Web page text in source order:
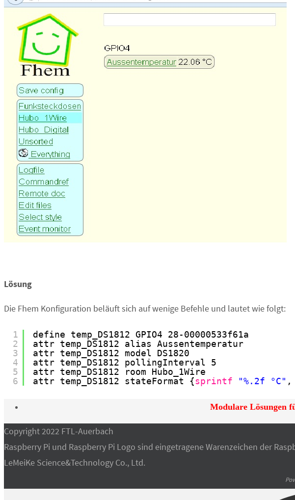
Lösung
Die Fhem Konfiguration beläuft sich auf wenige Befehle und lautet wie folgt:
1
2
3
4
5
6
define temp_DS1812 GPIO4 28-00000533f61a
attr temp_DS1812 alias Aussentemperatur
attr temp_DS1812 model DS1820
attr temp_DS1812 pollingInterval 5
attr temp_DS1812 room Hubo_1Wire
attr temp_DS1812 stateFormat {sprintf "%.2f °C" ,
Modulare Lösungen
Copyright 2022 FTL-Auerbach
Raspberry Pi und Raspberry Pi Logo sind eingetragene Warenzeichen der
LeMeiKe Science&Technology Co., Ltd.